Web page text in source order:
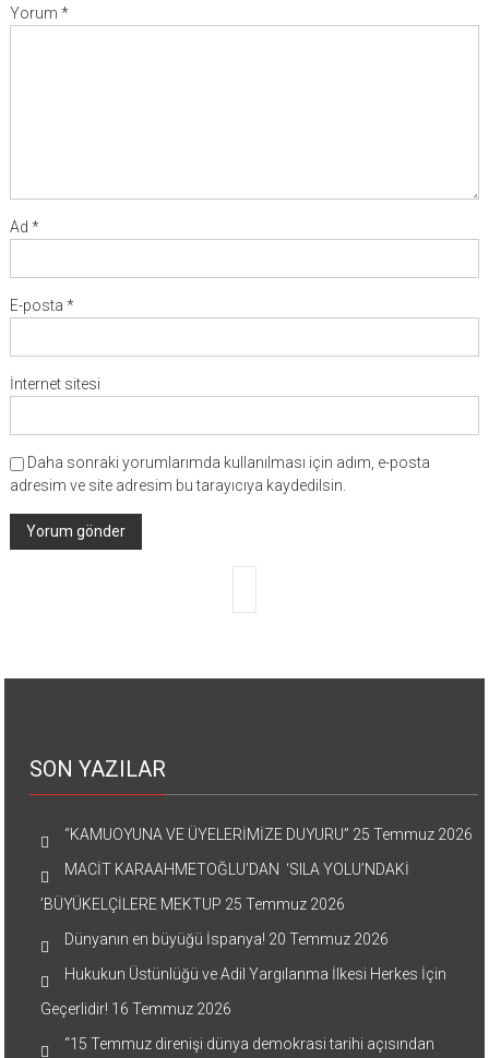
Yorum *
Ad *
E-posta *
İnternet sitesi
Daha sonraki yorumlarımda kullanılması için adım, e-posta
adresim ve site adresim bu tarayıcıya kaydedilsin.
SON YAZILAR
“KAMUOYUNA VE ÜYELERİMİZE DUYURU” 25 Temmuz 2026
MACİT KARAAHMETOĞLU’DAN ‘SILA YOLU’NDAKİ
’BÜYÜKELÇİLERE MEKTUP 25 Temmuz 2026
Dünyanın en büyüğü İspanya! 20 Temmuz 2026
Hukukun Üstünlüğü ve Adil Yargılanma İlkesi Herkes İçin
Geçerlidir! 16 Temmuz 2026
“15 Temmuz direnişi dünya demokrasi tarihi açısından